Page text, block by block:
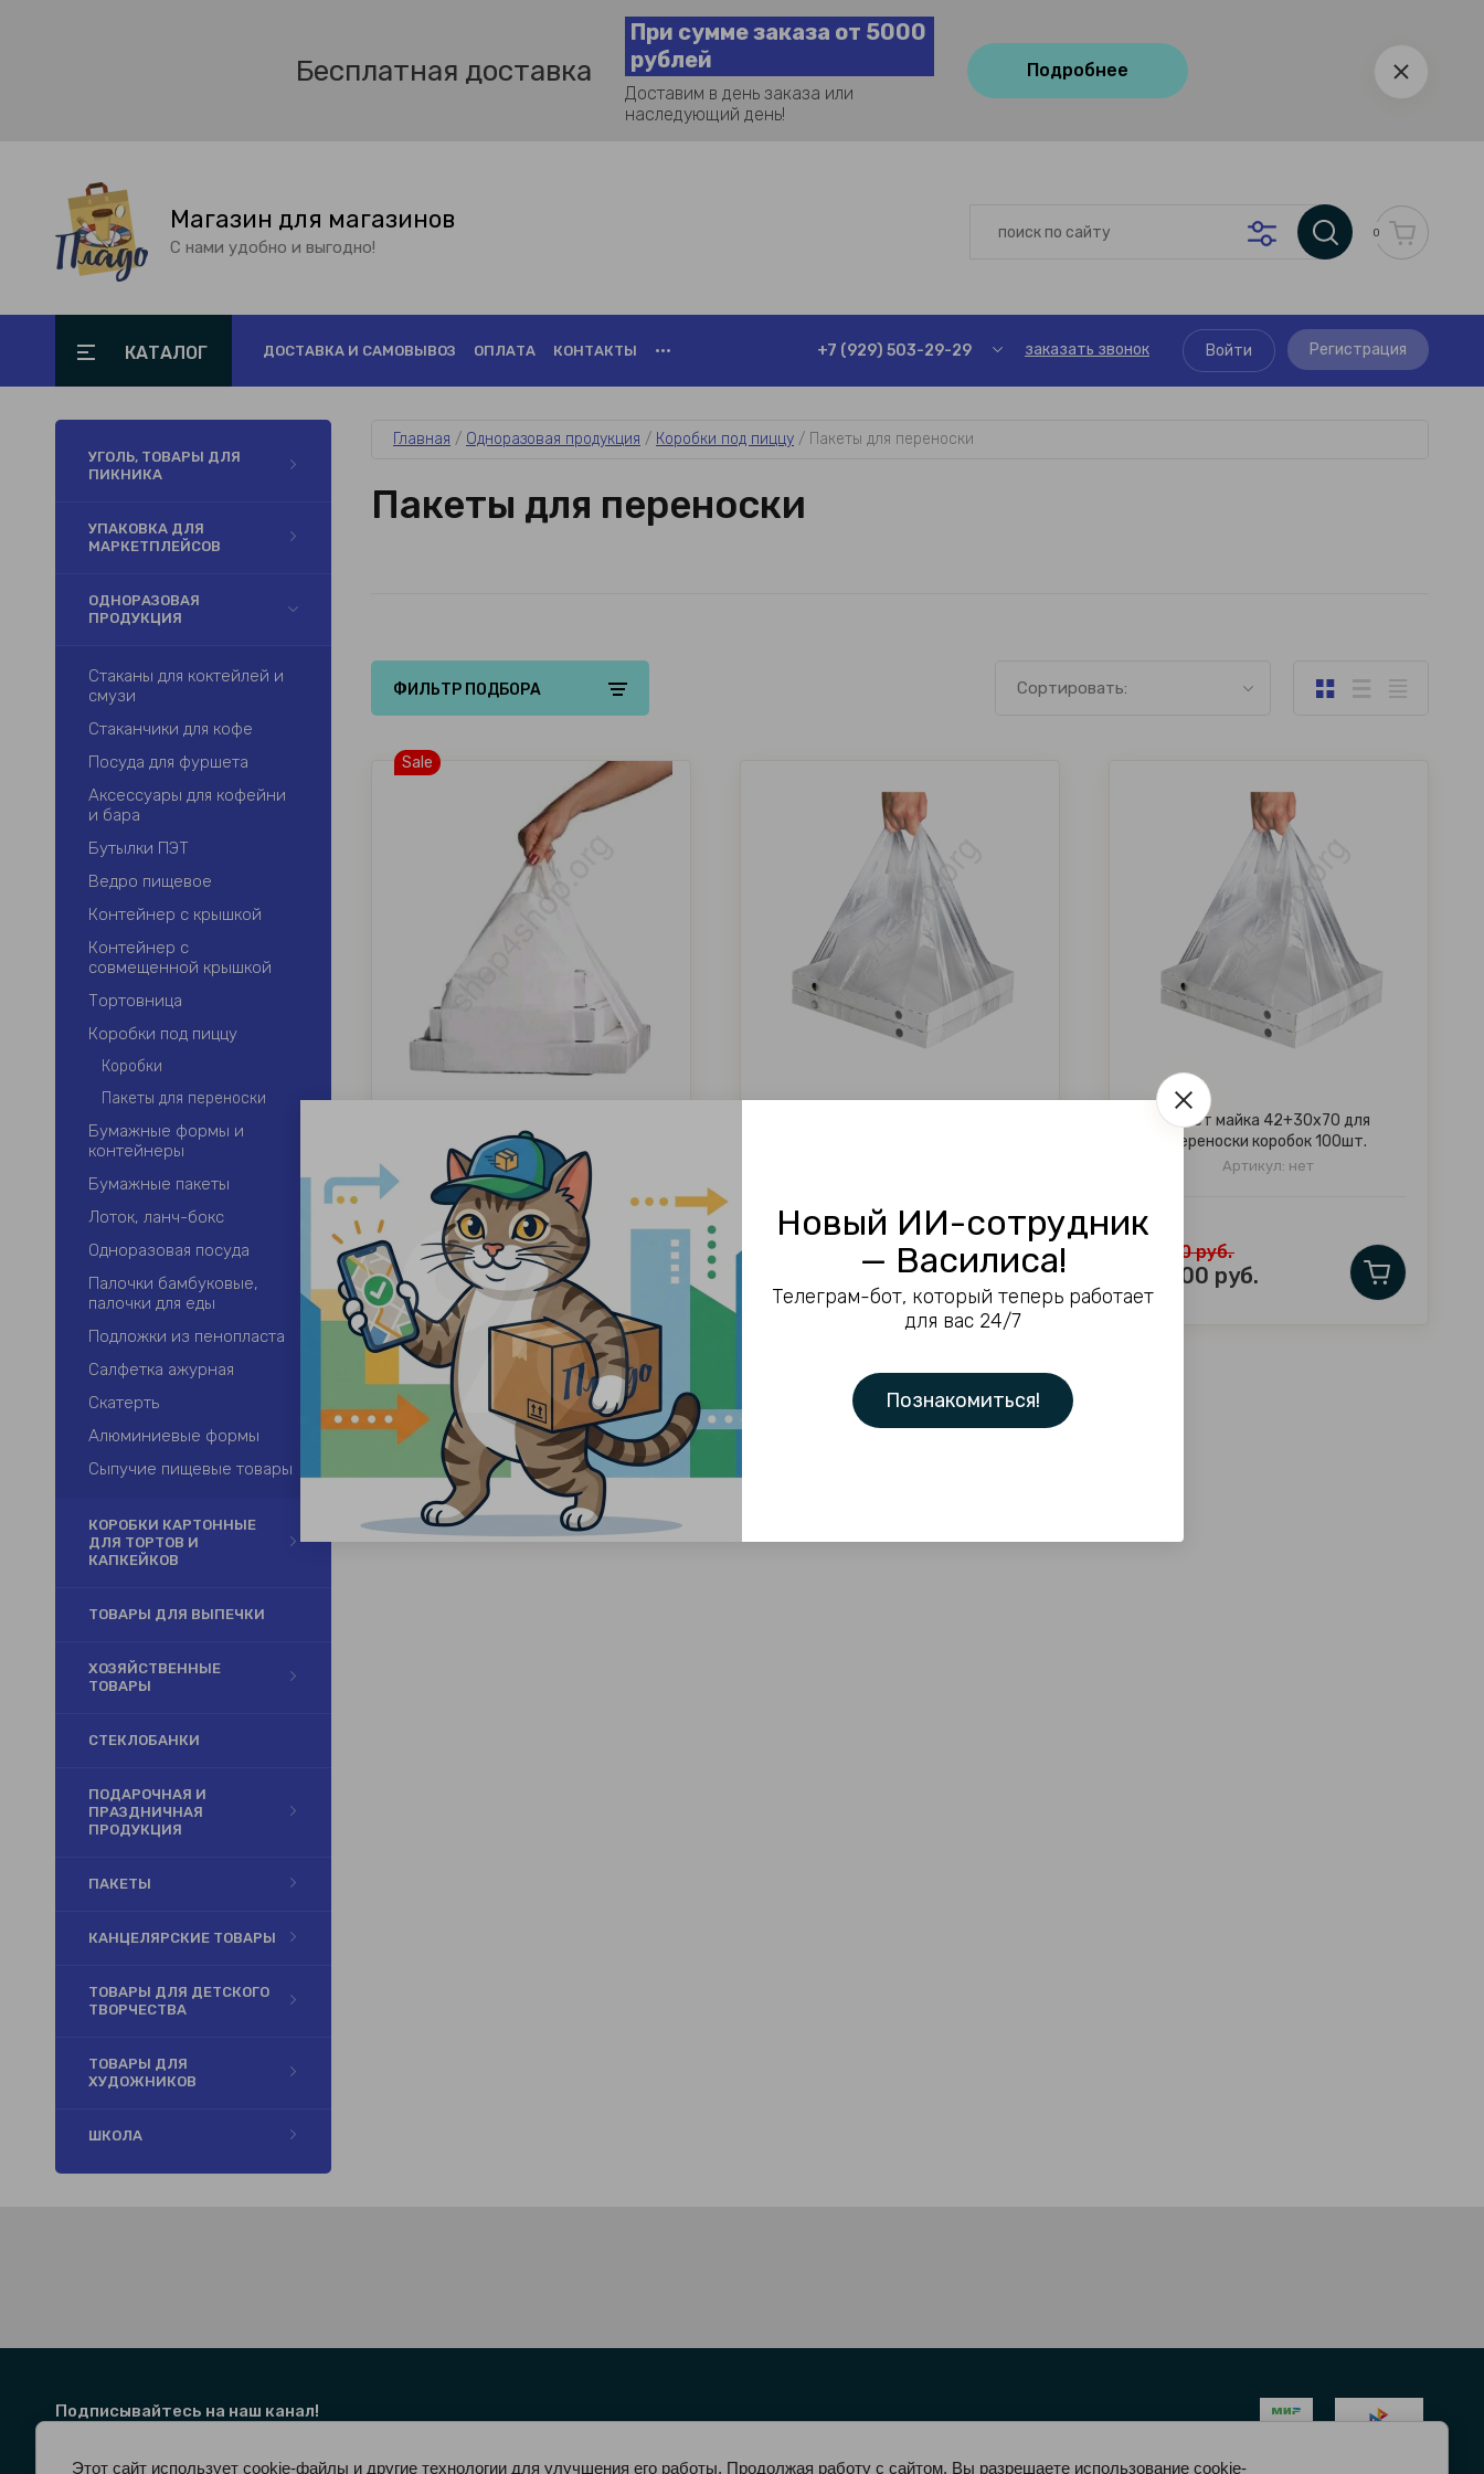
Бесплатная доставка
При сумме заказа от 5000
рублей
Доставим в день заказа или
наследующий день!
Подробнее
Магазин для магазинов
С нами удобно и выгодно!
0
КАТАЛОГ ДОСТАВКА И САМОВЫВОЗ ОПЛАТА КОНТАКТЫ ••• +7 (929) 503-29-29 заказать звонок Войти Регистрация
УГОЛЬ, ТОВАРЫ ДЛЯ
ПИКНИКА
УПАКОВКА ДЛЯ
МАРКЕТПЛЕЙСОВ
ОДНОРАЗОВАЯ
ПРОДУКЦИЯ
Стаканы для коктейлей и
смузи
Стаканчики для кофе
Посуда для фуршета
Аксессуары для кофейни
и бара
Бутылки ПЭТ
Ведро пищевое
Контейнер с крышкой
Контейнер с
совмещенной крышкой
Тортовница
Коробки под пиццу
Коробки
Пакеты для переноски
Бумажные формы и
контейнеры
Бумажные пакеты
Лоток, ланч-бокс
Одноразовая посуда
Палочки бамбуковые,
палочки для еды
Подложки из пенопласта
Салфетка ажурная
Скатерть
Алюминиевые формы
Сыпучие пищевые товары
КОРОБКИ КАРТОННЫЕ
ДЛЯ ТОРТОВ И
КАПКЕЙКОВ
ТОВАРЫ ДЛЯ ВЫПЕЧКИ
ХОЗЯЙСТВЕННЫЕ
ТОВАРЫ
СТЕКЛОБАНКИ
ПОДАРОЧНАЯ И
ПРАЗДНИЧНАЯ
ПРОДУКЦИЯ
ПАКЕТЫ
КАНЦЕЛЯРСКИЕ ТОВАРЫ
ТОВАРЫ ДЛЯ ДЕТСКОГО
ТВОРЧЕСТВА
ТОВАРЫ ДЛЯ
ХУДОЖНИКОВ
ШКОЛА
Главная / Одноразовая продукция / Коробки под пиццу / Пакеты для переноски
Пакеты для переноски
ФИЛЬТР ПОДБОРА Сортировать:
Sale
Майка для переноски коробок
32+24х60 100шт.
Артикул: нет
475.00руб. руб.
Пакет майка 42+30х70 для
переноски коробок 100шт.
Артикул: нет
570.00руб.
550.00 руб.
Подписывайтесь на наш канал!
Этот сайт использует cookie-файлы и другие технологии для улучшения его работы. Продолжая работу с сайтом, Вы разрешаете использование cookie-
Новый ИИ-сотрудник
— Василиса!
Телеграм-бот, который теперь работает
для вас 24/7
Познакомиться!